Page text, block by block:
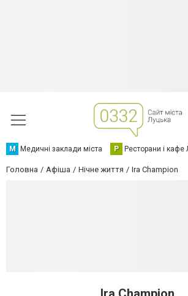
М Медичні заклади міста Р Ресторани і кафе
Головна Афіша Нічне життя Ira Champion